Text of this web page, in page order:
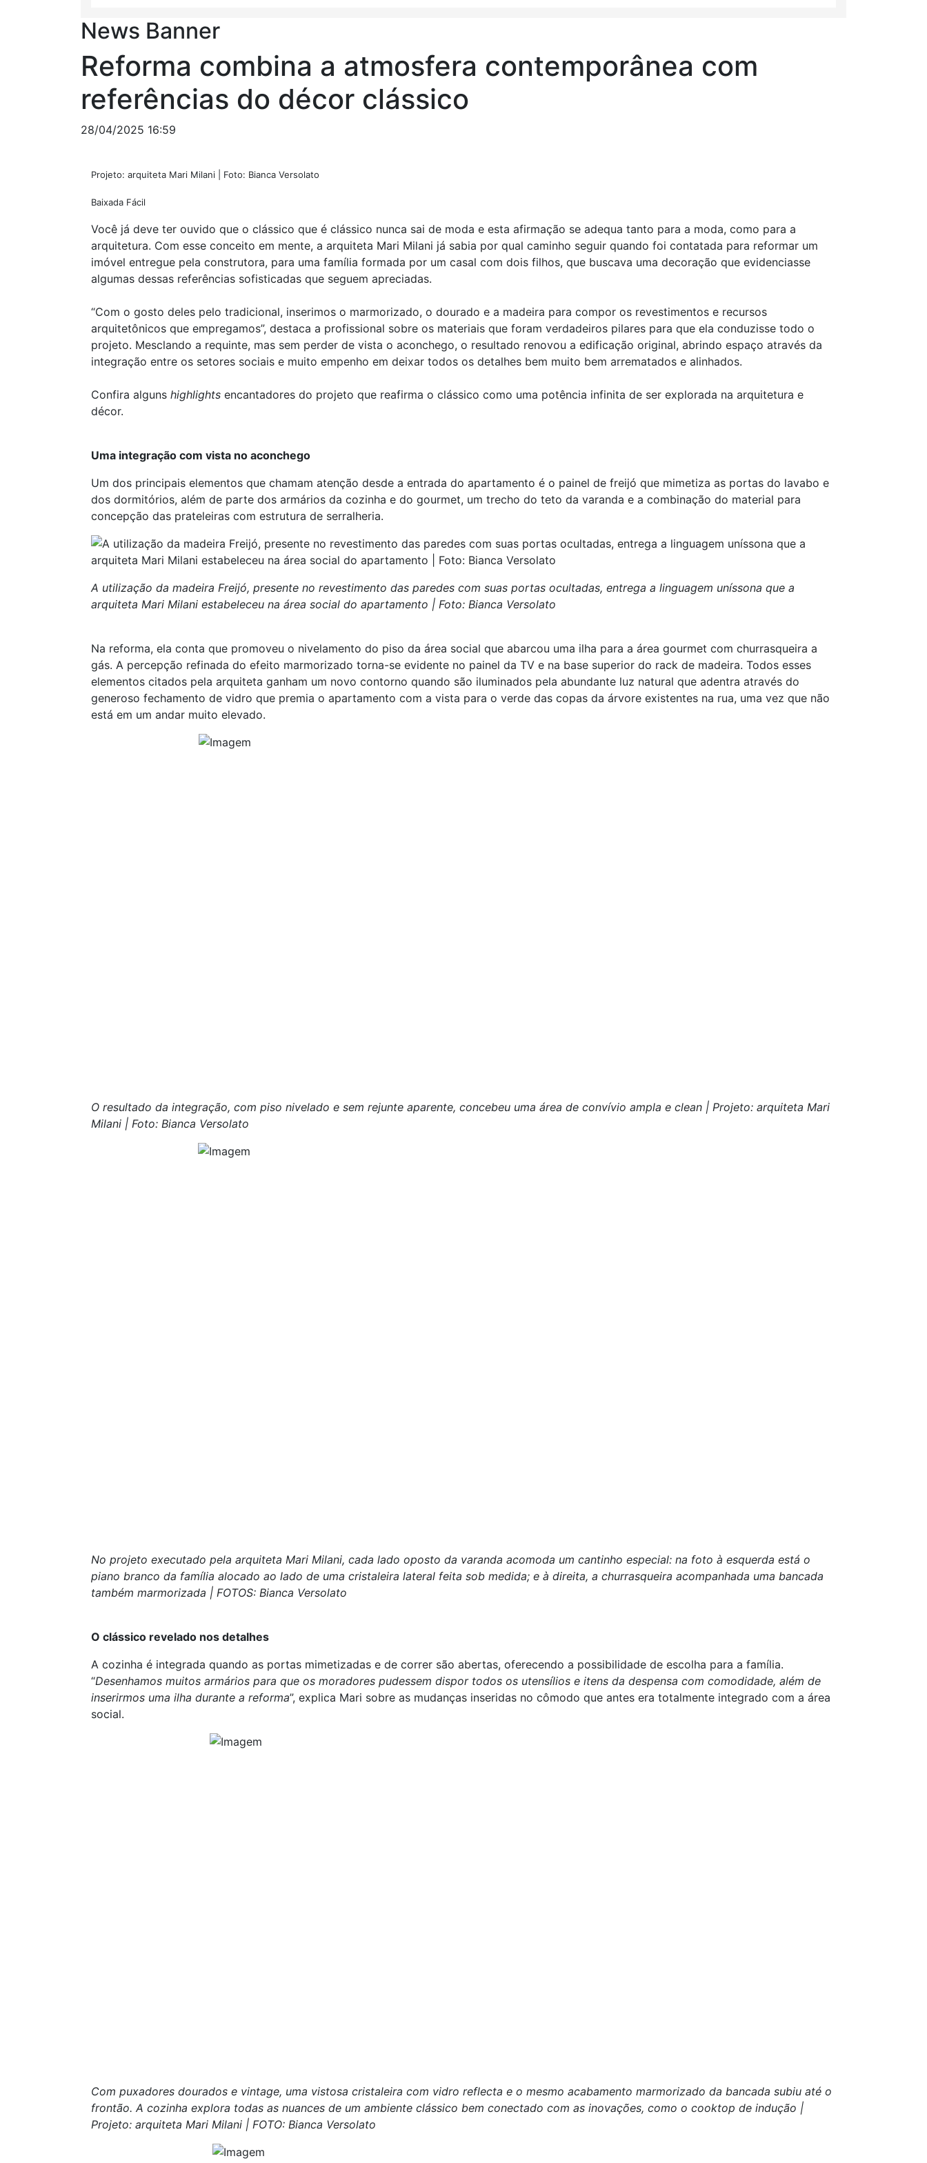
News Banner
Reforma combina a atmosfera contemporânea com
referências do décor clássico
28/04/2025 16:59
Projeto: arquiteta Mari Milani | Foto: Bianca Versolato
Baixada Fácil
Você já deve ter ouvido que o clássico que é clássico nunca sai de moda e esta afirmação se adequa tanto para a moda, como para a
arquitetura. Com esse conceito em mente, a arquiteta Mari Milani já sabia por qual caminho seguir quando foi contatada para reformar um
imóvel entregue pela construtora, para uma família formada por um casal com dois filhos, que buscava uma decoração que evidenciasse
algumas dessas referências sofisticadas que seguem apreciadas.
“Com o gosto deles pelo tradicional, inserimos o marmorizado, o dourado e a madeira para compor os revestimentos e recursos
arquitetônicos que empregamos”, destaca a profissional sobre os materiais que foram verdadeiros pilares para que ela conduzisse todo o
projeto. Mesclando a requinte, mas sem perder de vista o aconchego, o resultado renovou a edificação original, abrindo espaço através da
integração entre os setores sociais e muito empenho em deixar todos os detalhes bem muito bem arrematados e alinhados.
Confira alguns highlights encantadores do projeto que reafirma o clássico como uma potência infinita de ser explorada na arquitetura e
décor.
Uma integração com vista no aconchego
Um dos principais elementos que chamam atenção desde a entrada do apartamento é o painel de freijó que mimetiza as portas do lavabo e
dos dormitórios, além de parte dos armários da cozinha e do gourmet, um trecho do teto da varanda e a combinação do material para
concepção das prateleiras com estrutura de serralheria.
A utilização da madeira Freijó, presente no revestimento das paredes com suas portas ocultadas, entrega a linguagem uníssona que a
arquiteta Mari Milani estabeleceu na área social do apartamento | Foto: Bianca Versolato
Na reforma, ela conta que promoveu o nivelamento do piso da área social que abarcou uma ilha para a área gourmet com churrasqueira a
gás. A percepção refinada do efeito marmorizado torna-se evidente no painel da TV e na base superior do rack de madeira. Todos esses
elementos citados pela arquiteta ganham um novo contorno quando são iluminados pela abundante luz natural que adentra através do
generoso fechamento de vidro que premia o apartamento com a vista para o verde das copas da árvore existentes na rua, uma vez que não
está em um andar muito elevado.
O resultado da integração, com piso nivelado e sem rejunte aparente, concebeu uma área de convívio ampla e clean | Projeto: arquiteta Mari
Milani | Foto: Bianca Versolato
No projeto executado pela arquiteta Mari Milani, cada lado oposto da varanda acomoda um cantinho especial: na foto à esquerda está o
piano branco da família alocado ao lado de uma cristaleira lateral feita sob medida; e à direita, a churrasqueira acompanhada uma bancada
também marmorizada | FOTOS: Bianca Versolato
O clássico revelado nos detalhes
A cozinha é integrada quando as portas mimetizadas e de correr são abertas, oferecendo a possibilidade de escolha para a família.
“Desenhamos muitos armários para que os moradores pudessem dispor todos os utensílios e itens da despensa com comodidade, além de
inserirmos uma ilha durante a reforma”, explica Mari sobre as mudanças inseridas no cômodo que antes era totalmente integrado com a área
social.
Com puxadores dourados e vintage, uma vistosa cristaleira com vidro reflecta e o mesmo acabamento marmorizado da bancada subiu até o
frontão. A cozinha explora todas as nuances de um ambiente clássico bem conectado com as inovações, como o cooktop de indução |
Projeto: arquiteta Mari Milani | FOTO: Bianca Versolato